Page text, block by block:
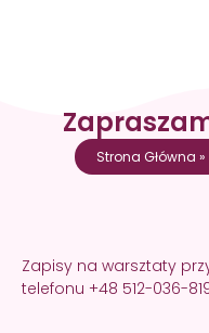
Strona Główna »
Zapisy na warsztaty
telefonu +48 512-036-